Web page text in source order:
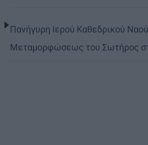
Πανήγυρη Ιερού Καθεδρικού Ναού
Μεταμορφώσεως του Σωτήρος